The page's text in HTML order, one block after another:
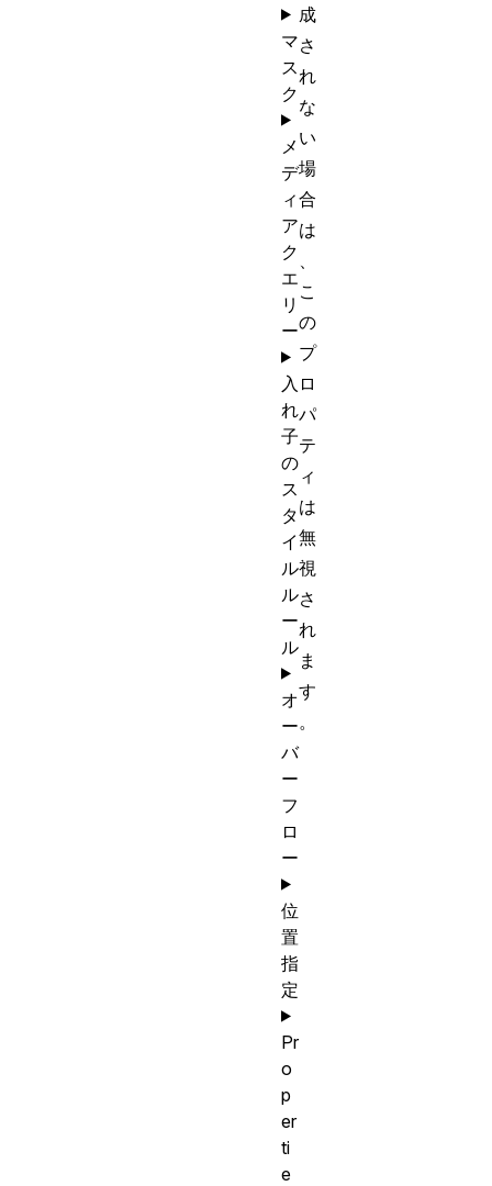
成
さ
れ
な
い
場
合
は
、
こ
の
プ
ロ
パ
テ
ィ
は
無
視
さ
れ
ま
す
。
マ
ス
ク
メ
デ
ィ
ア
ク
エ
リ
ー
入
れ
子
の
ス
タ
イ
ル
ル
ー
ル
オ
ー
バ
ー
フ
ロ
ー
位
置
指
定
Pr
o
p
er
ti
e